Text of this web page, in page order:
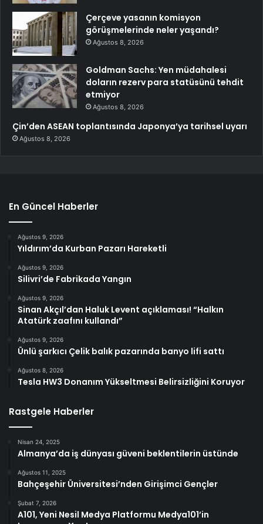
Çerçeve yasanın komisyon
görüşmelerinde neler yaşandı?
Ağustos 8, 2026
Goldman Sachs: Yen müdahalesi
doların rezerv para statüsünü tehdit
etmiyor
Ağustos 8, 2026
Çin’den ASEAN toplantısında Japonya’ya tarihsel uyarı
Ağustos 8, 2026
En Güncel Haberler
Ağustos 9, 2026
Yıldırım’da Kurban Pazarı Hareketli
Ağustos 9, 2026
Silivri’de Fabrikada Yangın
Ağustos 9, 2026
Sinan Akçıl’dan Haluk Levent açıklaması! “Halkın
Atatürk zaafını kullandı”
Ağustos 9, 2026
Ünlü şarkıcı Çelik balık pazarında banyo lifi sattı
Ağustos 8, 2026
Tesla HW3 Donanım Yükseltmesi Belirsizliğini Koruyor
Rastgele Haberler
Nisan 24, 2025
Almanya’da iş dünyası güveni beklentilerin üstünde
Ağustos 11, 2025
Bahçeşehir Üniversitesi’nden Girişimci Gençler
Şubat 7, 2026
A101, Yeni Nesil Medya Platformu Medya101’in